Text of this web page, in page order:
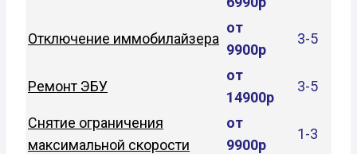
Отключение иммобилайзера
от
9900р
3-5
Ремонт ЭБУ
от
14900р
3-5
Снятие ограничения
максимальной скорости
от
9900р
1-3